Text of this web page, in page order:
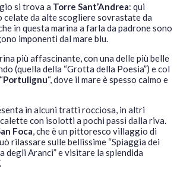
si trova a Torre Sant’Andrea: qui
celate da alte scogliere sovrastate da
in questa marina a farla da padrone sono
imponenti dal mare blu.
più affascinante, con una delle più belle
(quella della “Grotta della Poesia”) e col
Portulignu“, dove il mare è spesso calmo e
in alcuni tratti rocciosa, in altri
con isolotti a pochi passi dalla riva.
Foca, che è un pittoresco villaggio di
rilassare sulle bellissime “Spiaggia dei
degli Aranci” e visitare la splendida